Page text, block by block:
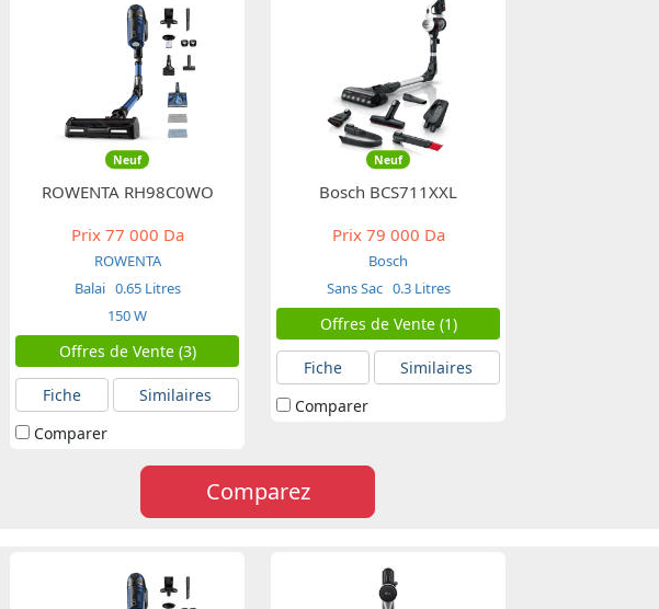
Neuf
ROWENTA RH98C0WO
Prix77 000 Da
ROWENTA
Balai 0.65 Litres
150 W
Offres de Vente (3)
Fiche
Similaires
Comparer
Neuf
Bosch BCS711XXL
Prix79 000 Da
Bosch
Sans Sac 0.3 Litres
Offres de Vente (1)
Fiche
Similaires
Comparer
Comparez